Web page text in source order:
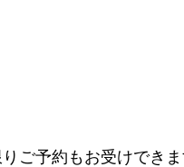
ご予約もお受けでき